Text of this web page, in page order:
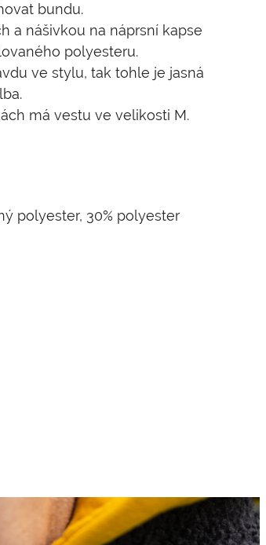
bundu.
a nášivkou na náprsní kapse
polyesteru.
ve stylu, tak tohle je jasná
má vestu ve velikosti M.
polyester, 30% polyester